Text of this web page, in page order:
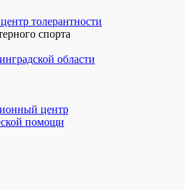
толерантности
спорта
области
центр
помощи